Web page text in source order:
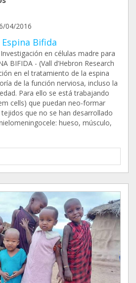
04/2016
Bifida
en células madre para
BIFIDA - (Vall d’Hebron Research
en el tratamiento de la espina
de la función nerviosa, incluso la
Para ello se está trabajando
cells) que puedan neo-formar
que no se han desarrollado
hueso, músculo,